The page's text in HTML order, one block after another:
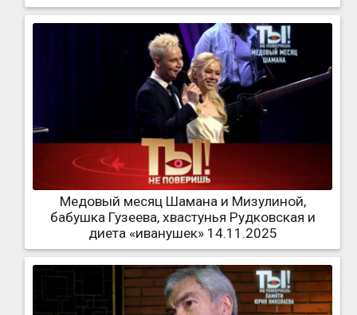
Медовый месяц Шамана и Мизулиной,
бабушка Гузеева, хвастунья Рудковская и
диета «иванушек» 14.11.2025